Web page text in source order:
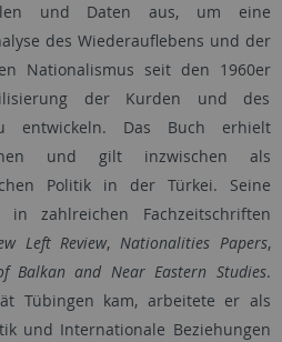
und Daten aus, um eine
des Wiederauflebens und der
Nationalismus seit den 1960er
der Kurden und des
entwickeln. Das Buch erhielt
und gilt inzwischen als
Politik in der Türkei. Seine
in zahlreichen Fachzeitschriften
Left Review, Nationalities Papers,
Balkan and Near Eastern Studies.
Tübingen kam, arbeitete er als
und Internationale Beziehungen